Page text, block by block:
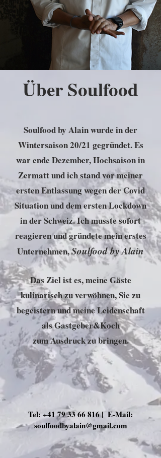
Über Soulfood
Soulfood by Alain wurde in der
Wintersaison 20/21 gegründet. Es
war ende Dezember, Hochsaison in
Zermatt und ich stand vor meiner
ersten Entlassung wegen der Covid
Situation und dem ersten Lockdown
in der Schweiz. Ich musste sofort
reagieren und gründete mein erstes
Unternehmen,Soulfood by Alain
Das Ziel ist es, meine Gäste
kulinarisch zu verwöhnen, Sie zu
begeistern und meine Leidenschaft
als Gastgeber&Koch
zumAusdruck zu bringen.
Tel: +41 79 33 66 816| E-Mail:
soulfoodbyalain@gmail.com